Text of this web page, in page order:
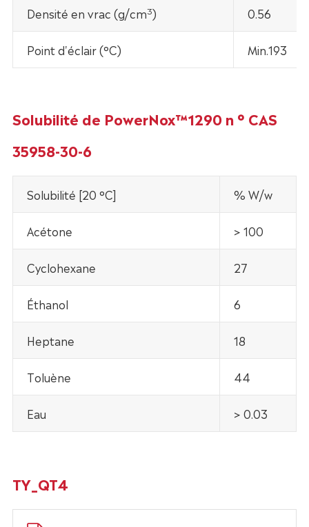
Densité en vrac (g/cm3) 0.56
Point d'éclair (°C) Min.193
Solubilité de PowerNox™1290 n ° CAS
35958-30-6
Solubilité [20 °C] % W/w
Acétone > 100
Cyclohexane 27
Éthanol 6
Heptane 18
Toluène 44
Eau > 0.03
TY_QT4